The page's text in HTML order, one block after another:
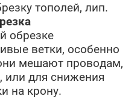
тополей, лип.
обрезке
ветки, особенно
мешают проводам,
или для снижения
на крону.